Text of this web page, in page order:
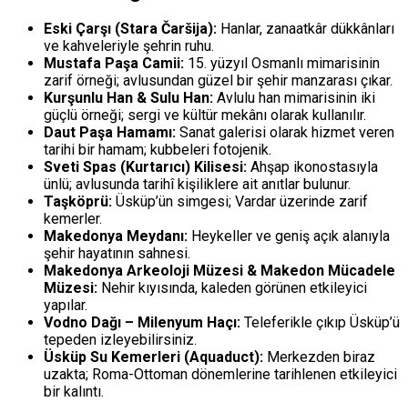
Eski Çarşı (Stara Čaršija): Hanlar, zanaatkâr dükkânları
ve kahveleriyle şehrin ruhu.
Mustafa Paşa Camii: 15. yüzyıl Osmanlı mimarisinin
zarif örneği; avlusundan güzel bir şehir manzarası çıkar.
Kurşunlu Han & Sulu Han: Avlulu han mimarisinin iki
güçlü örneği; sergi ve kültür mekânı olarak kullanılır.
Daut Paşa Hamamı: Sanat galerisi olarak hizmet veren
tarihi bir hamam; kubbeleri fotojenik.
Sveti Spas (Kurtarıcı) Kilisesi: Ahşap ikonostasıyla
ünlü; avlusunda tarihî kişiliklere ait anıtlar bulunur.
Taşköprü: Üsküp’ün simgesi; Vardar üzerinde zarif
kemerler.
Makedonya Meydanı: Heykeller ve geniş açık alanıyla
şehir hayatının sahnesi.
Makedonya Arkeoloji Müzesi & Makedon Mücadele
Müzesi: Nehir kıyısında, kaleden görünen etkileyici
yapılar.
Vodno Dağı – Milenyum Haçı: Teleferikle çıkıp Üsküp’ü
tepeden izleyebilirsiniz.
Üsküp Su Kemerleri (Aquaduct): Merkezden biraz
uzakta; Roma-Ottoman dönemlerine tarihlenen etkileyici
bir kalıntı.